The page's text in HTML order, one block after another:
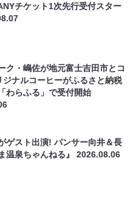
チケット1次先行受付スター
ク・嶋佐が地元富士吉田市とコ
ジナルコーヒーがふるさと納税
わらふる」で受付開始
ゲスト出演! パンサー向井＆長
温泉ちゃんねる』2026.08.06